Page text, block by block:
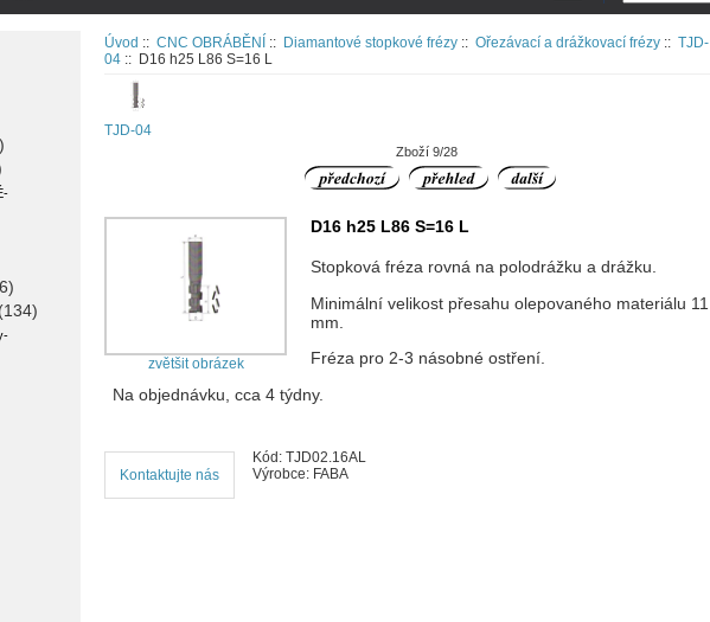
(134)
-
Úvod :: CNC OBRÁBĚNÍ :: Diamantové stopkové frézy :: Ořezávací a drážkovací frézy :: TJD-
04 :: D16 h25 L86 S=16 L
TJD-04
Zboží 9/28
zvětšit obrázek
D16 h25 L86 S=16 L
Stopková fréza rovná na polodrážku a drážku.
Minimální velikost přesahu olepovaného materiálu 11
mm.
Fréza pro 2-3 násobné ostření.
Na objednávku, cca 4 týdny.
Kontaktujte nás
Kód: TJD02.16AL
Výrobce: FABA